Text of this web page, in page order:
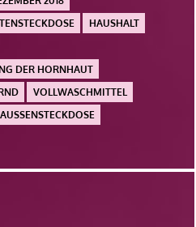
HAUSHALT
DER HORNHAUT
VOLLWASCHMITTEL